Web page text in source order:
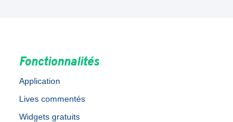
Fonctionnalités
Application
Lives commentés
Widgets gratuits